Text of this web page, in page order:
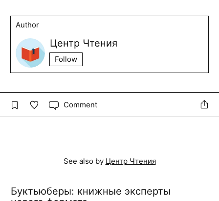
Author
Центр Чтения
Follow
Comment
See also by Центр Чтения
Буктьюберы: книжные эксперты